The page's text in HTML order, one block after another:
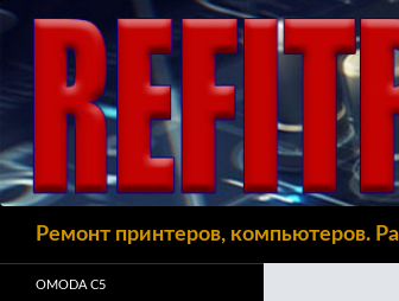
Ремонт принтеров, компьютеров.
OMODA C5